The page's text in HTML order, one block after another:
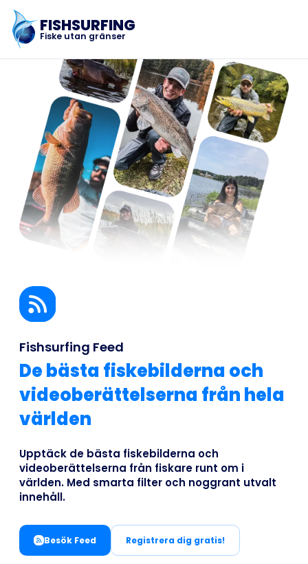
FISHSURFING
Fiske utan gränser
Registrering
Startsida
Blogg
Om appen
Business
Fishsurfing Feed
De bästa fiskebilderna och
videoberättelserna från hela
världen
Upptäck de bästa fiskebilderna och
videoberättelserna från fiskare runt om i
världen. Med smarta filter och noggrant utvalt
innehåll.
Besök Feed Registrera dig gratis!